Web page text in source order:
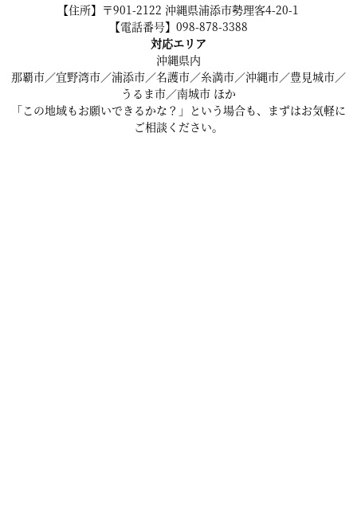
【住所】〒901-2122 沖縄県浦添市勢理客4-20-1
【電話番号】098-878-3388
対応エリア
沖縄県内
那覇市／宜野湾市／浦添市／名護市／糸満市／沖縄市／豊見城市／
うるま市／南城市 ほか
「この地域もお願いできるかな？」という場合も、まずはお気軽に
ご相談ください。